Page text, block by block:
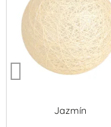
Jazmín